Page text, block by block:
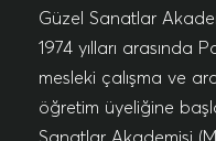
Güzel Sanatlar
1974 yılları arasında
mesleki çalışma ve
öğretim üyeliğine
Sanatlar Akademisi